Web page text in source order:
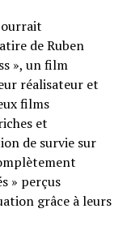
de Ruben
», un film
réalisateur et
films
et
de survie sur
» perçus
grâce à leurs